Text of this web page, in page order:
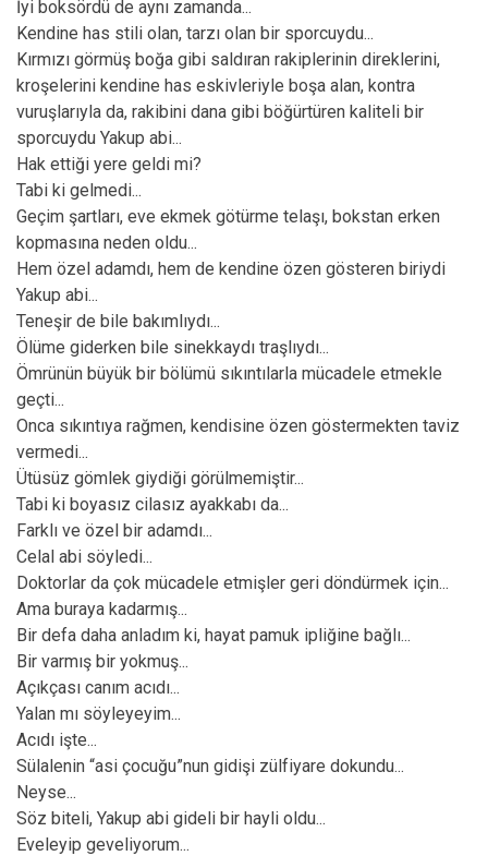
İyi boksördü de aynı zamanda...
Kendine has stili olan, tarzı olan bir sporcuydu...
Kırmızı görmüş boğa gibi saldıran rakiplerinin direklerini,
kroşelerini kendine has eskivleriyle boşa alan, kontra
vuruşlarıyla da, rakibini dana gibi böğürtüren kaliteli bir
sporcuydu Yakup abi...
Hak ettiği yere geldi mi?
Tabi ki gelmedi...
Geçim şartları, eve ekmek götürme telaşı, bokstan erken
kopmasına neden oldu...
Hem özel adamdı, hem de kendine özen gösteren biriydi
Yakup abi...
Teneşir de bile bakımlıydı...
Ölüme giderken bile sinekkaydı traşlıydı...
Ömrünün büyük bir bölümü sıkıntılarla mücadele etmekle
geçti...
Onca sıkıntıya rağmen, kendisine özen göstermekten taviz
vermedi...
Ütüsüz gömlek giydiği görülmemiştir...
Tabi ki boyasız cilasız ayakkabı da...
Farklı ve özel bir adamdı...
Celal abi söyledi...
Doktorlar da çok mücadele etmişler geri döndürmek için...
Ama buraya kadarmış...
Bir defa daha anladım ki, hayat pamuk ipliğine bağlı...
Bir varmış bir yokmuş...
Açıkçası canım acıdı...
Yalan mı söyleyeyim...
Acıdı işte...
Sülalenin “asi çocuğu”nun gidişi zülfiyare dokundu...
Neyse...
Söz biteli, Yakup abi gideli bir hayli oldu...
Eveleyip geveliyorum...